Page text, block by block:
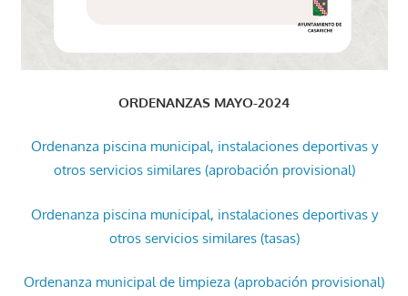
ORDENANZAS MAYO-2024
Ordenanza piscina municipal, instalaciones deportivas y
otros servicios similares (aprobación provisional)
Ordenanza piscina municipal, instalaciones deportivas y
otros servicios similares (tasas)
Ordenanza municipal de limpieza (aprobación provisional)